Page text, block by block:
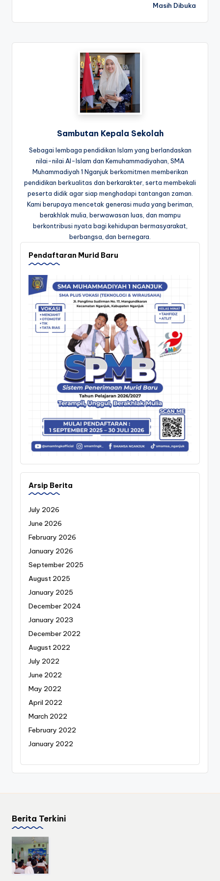
Masih Dibuka
Sambutan Kepala Sekolah
Sebagai lembaga pendidikan Islam yang berlandaskan
nilai-nilai Al-Islam dan Kemuhammadiyahan, SMA
Muhammadiyah 1 Nganjuk berkomitmen memberikan
pendidikan berkualitas dan berkarakter, serta membekali
peserta didik agar siap menghadapi tantangan zaman.
Kami berupaya mencetak generasi muda yang beriman,
berakhlak mulia, berwawasan luas, dan mampu
berkontribusi nyata bagi kehidupan bermasyarakat,
berbangsa, dan bernegara.
Pendaftaran Murid Baru
Arsip Berita
July 2026
June 2026
February 2026
January 2026
September 2025
August 2025
January 2025
December 2024
January 2023
December 2022
August 2022
July 2022
June 2022
May 2022
April 2022
March 2022
February 2022
January 2022
Berita Terkini